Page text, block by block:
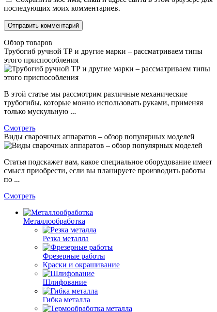
последующих моих комментариев.
Обзор товаров
Трубогиб ручной ТР и другие марки – рассматриваем типы
этого приспособления
В этой статье мы рассмотрим различные механические
трубогибы, которые можно использовать руками, применяя
только мускульную ...
Смотреть
Виды сварочных аппаратов – обзор популярных моделей
Статья подскажет вам, какое специальное оборудование имеет
смысл приобрести, если вы планируете производить работы
по ...
Смотреть
Металлообработка
Резка металла
Фрезерные работы
Краски и окрашивание
Шлифование
Гибка металла